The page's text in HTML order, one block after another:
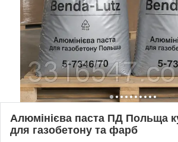
Алюмінієва паста ПД Польща
для газобетону та фарб